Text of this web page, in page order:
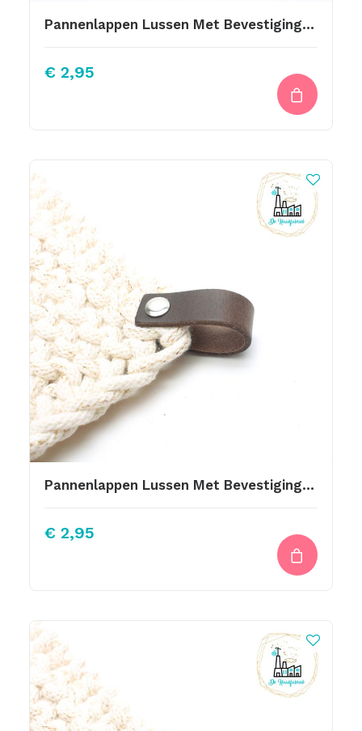
Pannenlappen Lussen Met Bevestiging Schroef Geel
€ 2,95
Pannenlappen Lussen Met Bevestiging Schroef Bruin
€ 2,95